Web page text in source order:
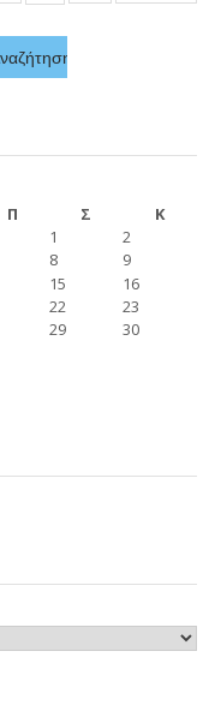
Π Σ
Κ
1
2
8
9
15
16
22
23
29
30